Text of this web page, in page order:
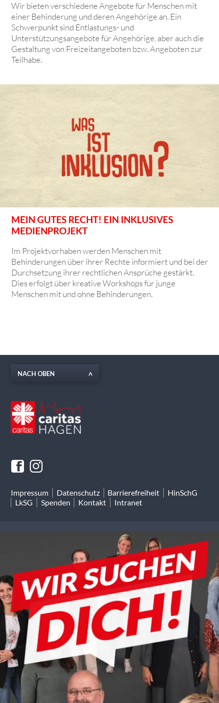
Wir bieten verschiedene Angebote für Menschen mit
einer Behinderung und deren Angehörige an. Ein
Schwerpunkt sind Entlastungs- und
Unterstützungsangebote für Angehörige, aber auch die
Gestaltung von Freizeitangeboten bzw. Angeboten zur
Teilhabe.
MEIN GUTES RECHT! EIN INKLUSIVES
MEDIENPROJEKT
Im Projektvorhaben werden Menschen mit
Behinderungen über ihrer Rechte informiert und bei der
Durchsetzung ihrer rechtlichen Ansprüche gestärkt.
Dies erfolgt über kreative Workshops für junge
Menschen mit und ohne Behinderungen.
NACH OBEN
Impressum Datenschutz Barrierefreiheit
HinSchG
LkSG
Spenden Kontakt Intranet